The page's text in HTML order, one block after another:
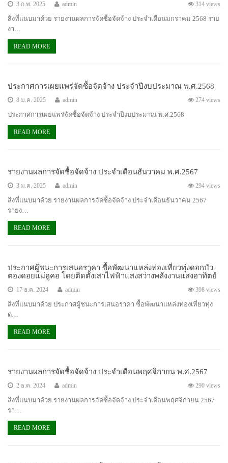
3 ก.พ. 2025 314 views
admin
สิ่งที่แนบมาด้วย รายงานผลการจัดซื้อจัดจ้าง ประจำเดือนมกราคม 2568 ราย
งา…
READ MORE
ประกาศการเผยแพร่จัดซื้อจัดจ้าง ประจำปีงบประมาณ พ.ศ.2568
8 ม.ค. 2025 274 views
admin
ประกาศการเผยแพร่จัดซื้อจัดจ้าง ประจำปีงบประมาณ พ.ศ.2568
READ MORE
รายงานผลการจัดซื้อจัดจ้าง ประจำเดือนธันวาคม พ.ศ.2567
3 ม.ค. 2025 294 views
admin
สิ่งที่แนบมาด้วย รายงานผลการจัดซื้อจัดจ้าง ประจำเดือนธันวาคม 2567
รายง…
READ MORE
ประกาศผู้ชนะการเสนอราคา ซื้อพัฒนาแหล่งท่องเที่ยวทุ่งดอกบัว
ตองดอยแม่อูคอ โดยติดตั้งเสาไฟฟ้าแสงสว่างพลังงานแสงอาทิตย์
17 ธ.ค. 2024 398 views
admin
สิ่งที่แนบมาด้วย ประกาศผู้ชนะการเสนอราคา ซื้อพัฒนาแหล่งท่องเที่ยวทุ่ง
ด…
READ MORE
รายงานผลการจัดซื้อจัดจ้าง ประจำเดือนพฤศจิกายน พ.ศ.2567
2 ธ.ค. 2024 290 views
admin
สิ่งที่แนบมาด้วย รายงานผลการจัดซื้อจัดจ้าง ประจำเดือนพฤศจิกายน 2567
รา…
READ MORE